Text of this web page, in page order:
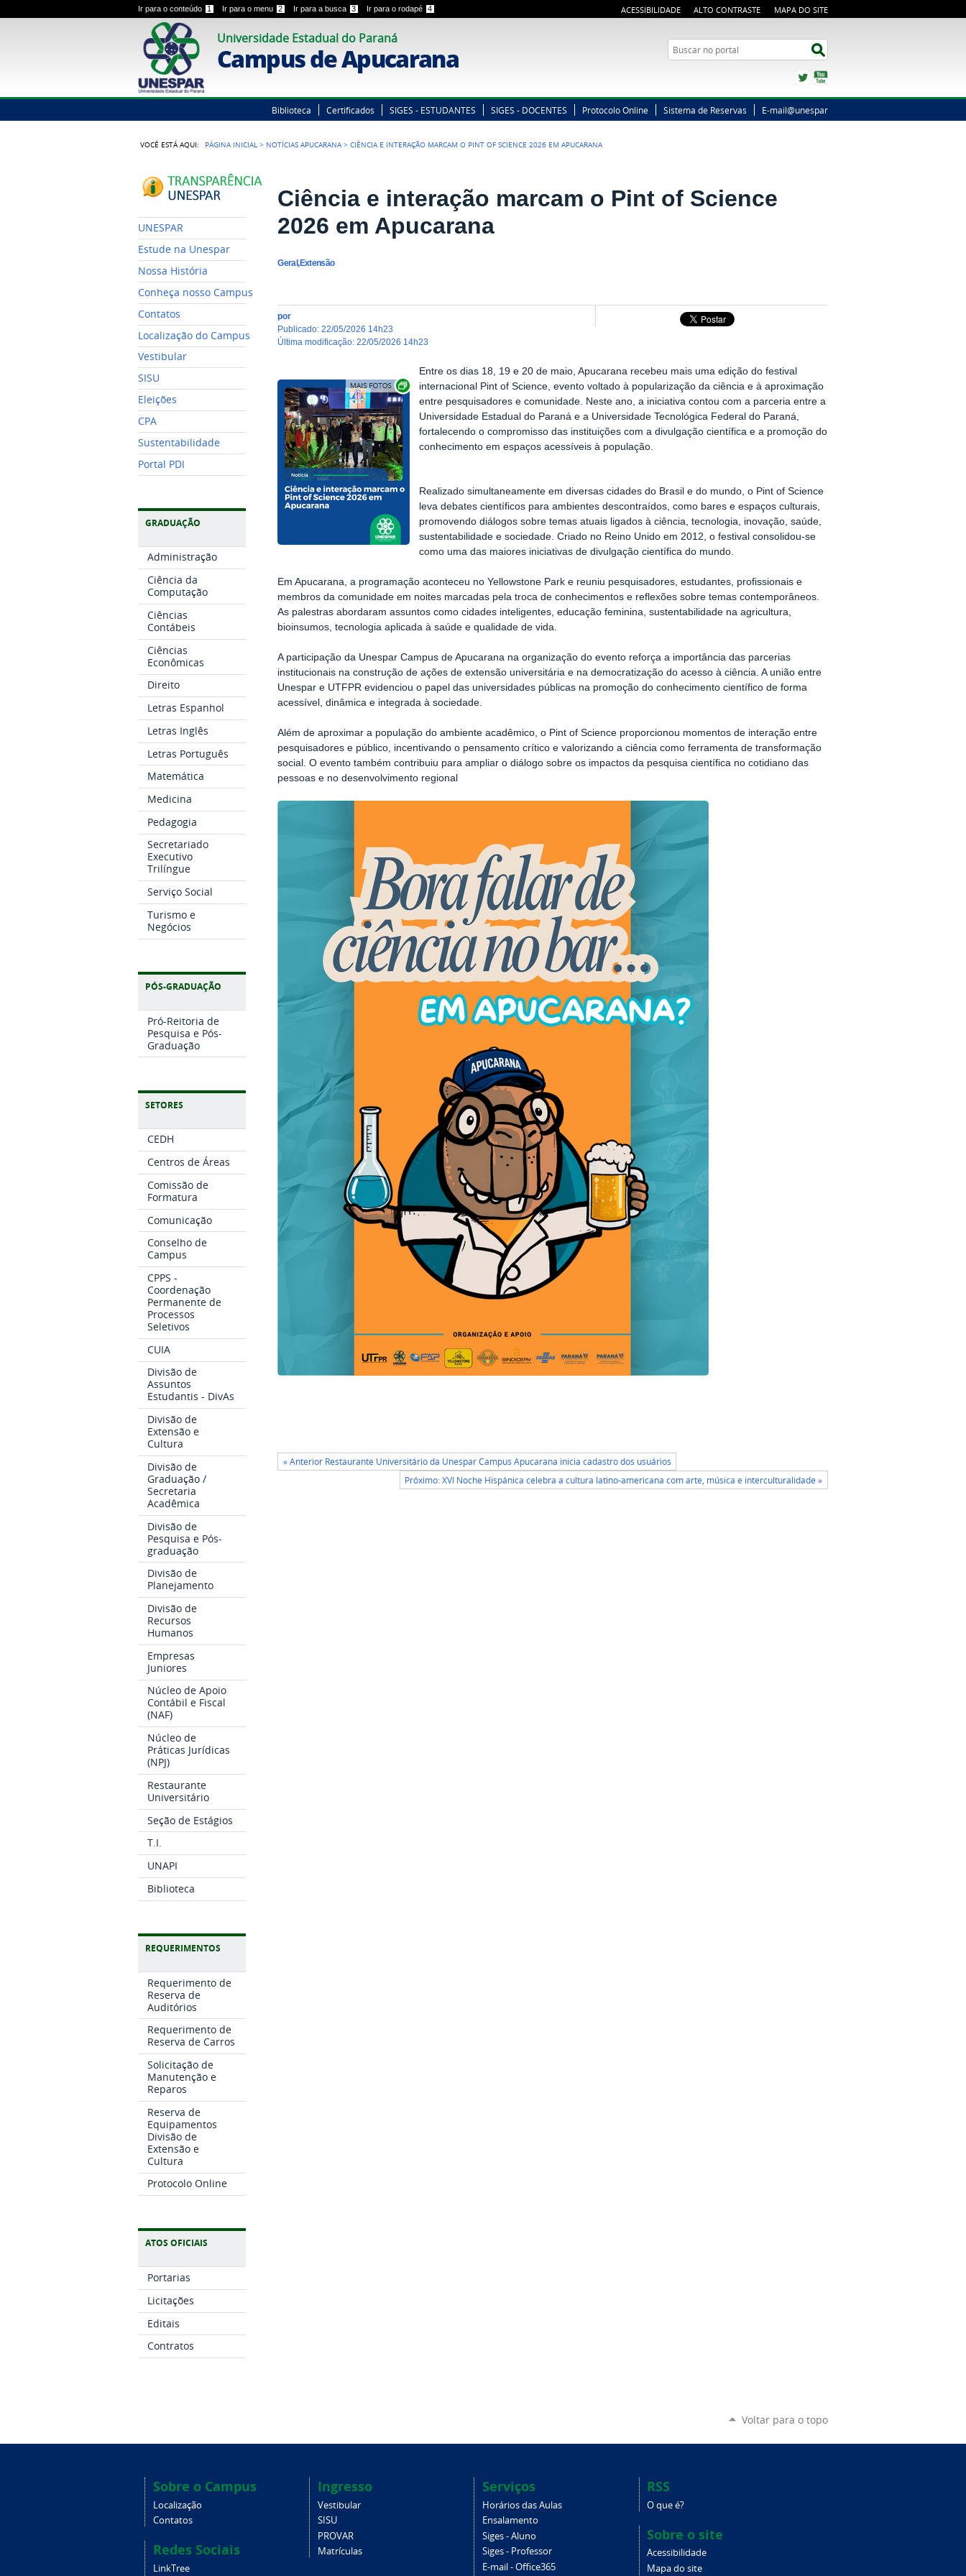
Ir para o conteúdo 1 Ir para o menu 2 Ir para a busca 3 Ir para o rodapé 4 ACESSIBILIDADE ALTO CONTRASTE MAPA DO SITE
Universidade Estadual do Paraná
Campus de Apucarana Busca
Twitter
Biblioteca Certificados SIGES - ESTUDANTES SIGES - DOCENTES Protocolo Online Sistema de Reservas E-mail@unespar
VOCÊ ESTÁ AQUI: PÁGINA INICIAL > NOTÍCIAS APUCARANA >CIÊNCIA E INTERAÇÃO MARCAM O PINT OF SCIENCE 2026 EM APUCARANA
UNESPAR
Estude na Unespar
Nossa História
Conheça nosso Campus
Contatos
Localização do Campus
Vestibular
SISU
Eleições
CPA
Sustentabilidade
Portal PDI
GRADUAÇÃO
Administração
Ciência da
Computação
Ciências
Contábeis
Ciências
Econômicas
Direito
Letras Espanhol
Letras Inglês
Letras Português
Matemática
Medicina
Pedagogia
Secretariado
Executivo
Trilíngue
Serviço Social
Turismo e
Negócios
PÓS-GRADUAÇÃO
Pró-Reitoria de
Pesquisa e Pós-
Graduação
SETORES
CEDH
Centros de Áreas
Comissão de
Formatura
Comunicação
Conselho de
Campus
CPPS -
Coordenação
Permanente de
Processos
Seletivos
CUIA
Divisão de
Assuntos
Estudantis - DivAs
Divisão de
Extensão e
Cultura
Divisão de
Graduação /
Secretaria
Acadêmica
Divisão de
Pesquisa e Pós-
graduação
Divisão de
Planejamento
Divisão de
Recursos
Humanos
Empresas
Juniores
Núcleo de Apoio
Contábil e Fiscal
(NAF)
Núcleo de
Práticas Jurídicas
(NPJ)
Restaurante
Universitário
Seção de Estágios
T.I.
UNAPI
Biblioteca
REQUERIMENTOS
Requerimento de
Reserva de
Auditórios
Requerimento de
Reserva de Carros
Solicitação de
Manutenção e
Reparos
Reserva de
Equipamentos
Divisão de
Extensão e
Cultura
Protocolo Online
ATOS OFICIAIS
Portarias
Licitações
Editais
Contratos
Ciência e interação marcam o Pint of Science
2026 em Apucarana
Geral,Extensão
por
publicado:22/05/2026 14h23
última modificação:22/05/2026 14h23
Exibir carrossel de imagens
Entre os dias 18, 19 e 20 de maio, Apucarana recebeu mais uma edição do festival
internacional Pint of Science, evento voltado à popularização da ciência e à aproximação
entre pesquisadores e comunidade. Neste ano, a iniciativa contou com a parceria entre a
Universidade Estadual do Paraná e a Universidade Tecnológica Federal do Paraná,
fortalecendo o compromisso das instituições com a divulgação científica e a promoção do
conhecimento em espaços acessíveis à população.
Realizado simultaneamente em diversas cidades do Brasil e do mundo, o Pint of Science
leva debates científicos para ambientes descontraídos, como bares e espaços culturais,
promovendo diálogos sobre temas atuais ligados à ciência, tecnologia, inovação, saúde,
sustentabilidade e sociedade. Criado no Reino Unido em 2012, o festival consolidou-se
como uma das maiores iniciativas de divulgação científica do mundo.
Em Apucarana, a programação aconteceu no Yellowstone Park e reuniu pesquisadores, estudantes, profissionais e
membros da comunidade em noites marcadas pela troca de conhecimentos e reflexões sobre temas contemporâneos.
As palestras abordaram assuntos como cidades inteligentes, educação feminina, sustentabilidade na agricultura,
bioinsumos, tecnologia aplicada à saúde e qualidade de vida.
A participação da Unespar Campus de Apucarana na organização do evento reforça a importância das parcerias
institucionais na construção de ações de extensão universitária e na democratização do acesso à ciência. A união entre
Unespar e UTFPR evidenciou o papel das universidades públicas na promoção do conhecimento científico de forma
acessível, dinâmica e integrada à sociedade.
Além de aproximar a população do ambiente acadêmico, o Pint of Science proporcionou momentos de interação entre
pesquisadores e público, incentivando o pensamento crítico e valorizando a ciência como ferramenta de transformação
social. O evento também contribuiu para ampliar o diálogo sobre os impactos da pesquisa científica no cotidiano das
pessoas e no desenvolvimento regional
« Anterior Restaurante Universitário da Unespar Campus Apucarana inicia cadastro dos usuários
Próximo: XVI Noche Hispánica celebra a cultura latino-americana com arte, música e interculturalidade »
Voltar para o topo
Sobre o Campus
Localização
Contatos
Redes Sociais
LinkTree
Ingresso
Vestibular
SISU
PROVAR
Matrículas
Serviços
Horários das Aulas
Ensalamento
Siges - Aluno
Siges - Professor
E-mail - Office365
RSS
O que é?
Sobre o site
Acessibilidade
Mapa do site